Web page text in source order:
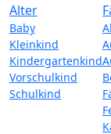
Alter
Baby
Kleinkind
Kindergartenkind
Vorschulkind
Schulkind